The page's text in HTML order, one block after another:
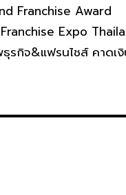
Franchise Award
Expo
รกิจ&แฟรนไชส์ คาดเ